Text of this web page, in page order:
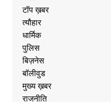
टॉप ख़बर
त्यौहार
धार्मिक
पुलिस
बिज़नेस
बॉलीवुड
मुख्य ख़बर
राजनीति